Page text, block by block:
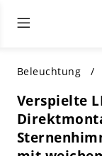
ALLE
TOP-
NACH STIL
Nach
NACH STIL
Shop by Colors
ALLE
NACH
Beleuchtung
Verspielte